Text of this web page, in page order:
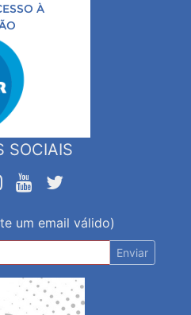
À
SOCIAIS
um email válido)
Enviar